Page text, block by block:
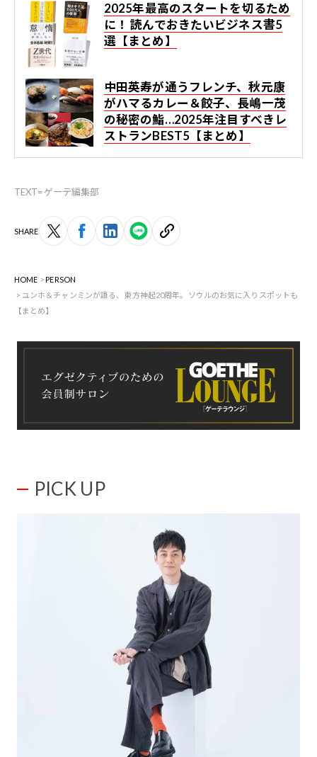
2025年最高のスタートを切るため
に！ 読んでおきたいビジネス書5
選【まとめ】
中田英寿が通うフレンチ、秋元康
がハマるカレー＆餃子、長嶋一茂
の秘密の鮨…2025年注目すべきレ
ストランBEST5【まとめ】
TEXT=ゲーテ編集部
SHARE
HOME
PERSON
ユンホ＆チャンミンが語る、東方神起20周年。ソウルのお気に入りスポットも
【まとめ】
PICK UP